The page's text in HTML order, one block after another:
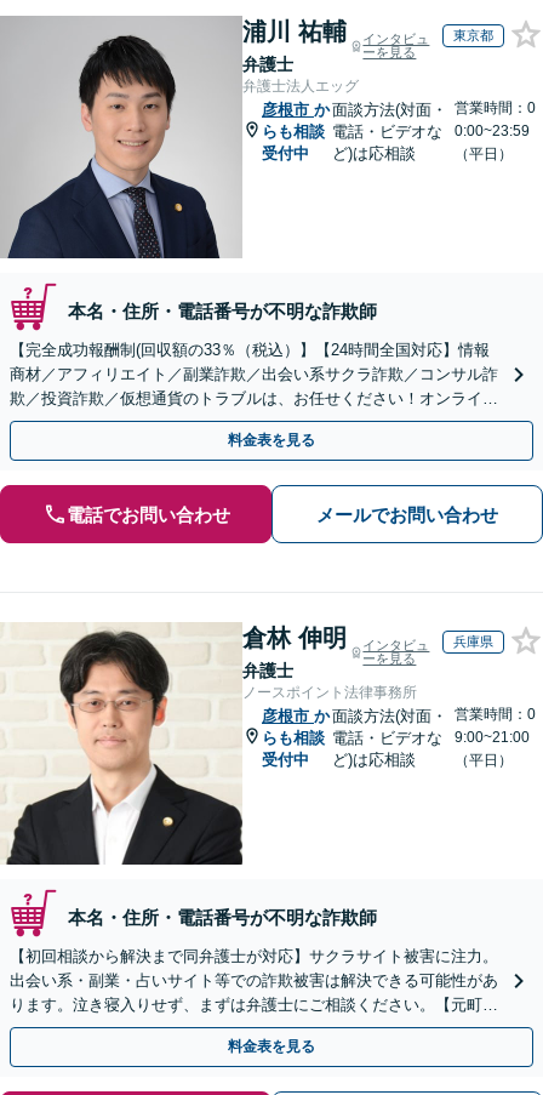
浦川 祐輔
弁護士
インタビュ
ーを見る
東京都
弁護士法人エッグ
彦根市 か
らも相談
受付中
面談方法(対面・
電話・ビデオな
ど)は応相談
営業時間：0
0:00~23:59
（平日）
本名・住所・電話番号が不明な詐欺師
【完全成功報酬制(回収額の33％（税込）】【24時間全国対応】情報
商材／アフィリエイト／副業詐欺／出会い系サクラ詐欺／コンサル詐
欺／投資詐欺／仮想通貨のトラブルは、お任せください！オンライン
のみで解決も可能！
料金表を見る
電話でお問い合わせ メールでお問い合わせ
倉林 伸明
弁護士
インタビュ
ーを見る
兵庫県
ノースポイント法律事務所
彦根市 か
らも相談
受付中
面談方法(対面・
電話・ビデオな
ど)は応相談
営業時間：0
9:00~21:00
（平日）
本名・住所・電話番号が不明な詐欺師
【初回相談から解決まで同弁護士が対応】サクラサイト被害に注力。
出会い系・副業・占いサイト等での詐欺被害は解決できる可能性があ
ります。泣き寝入りせず、まずは弁護士にご相談ください。【元町駅
1分・土日夜間の相談歓迎】
料金表を見る